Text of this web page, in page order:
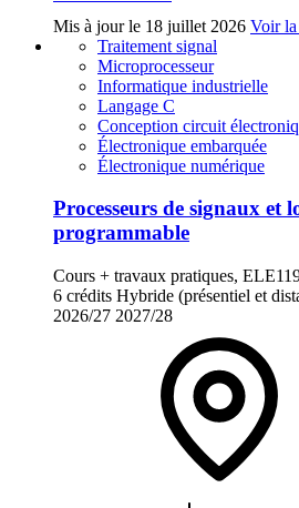
Mis à jour le 18 juillet 2026 Voir
Traitement signal
Microprocesseur
Informatique industrielle
Langage C
Conception circuit
Électronique embarquée
Électronique numérique
Processeurs de signaux et
programmable
Cours + travaux pratiques,
6 crédits Hybride (présentiel et
2026/27 2027/28